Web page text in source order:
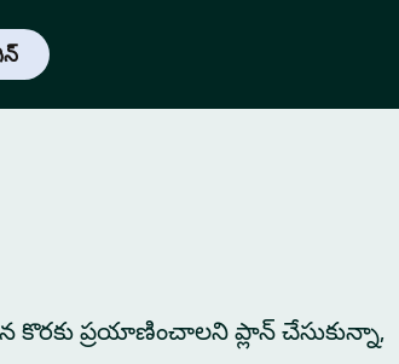
కొరకు ప్రయాణించాలని ప్లాన్ చేసుకున్నా,